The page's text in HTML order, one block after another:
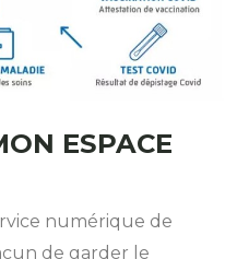
ESPACE
numérique de
de garder le